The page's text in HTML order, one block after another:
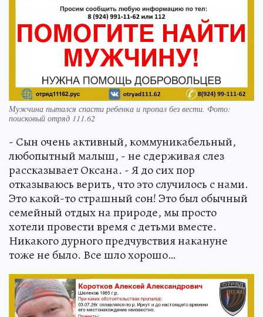
Мужчина пытался спасти ребенка и пропал без вести. Фото:
поисковый отряд 111.62
- Сын очень активный, коммуникабельный,
любопытный малыш, - не сдерживая слез
рассказывает Оксана. - Я до сих пор
отказываюсь верить, что это случилось с нами.
Это какой-то страшный сон! Это был обычный
семейный отдых на природе, мы просто
хотели провести время с детьми вместе.
Никакого дурного предчувствия накануне
тоже не было. Все шло хорошо…